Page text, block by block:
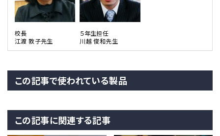
校長
江渡 敦子先生
５年生担任
川越 俊和先生
この記事で使われている製品
この記事に関連する記事